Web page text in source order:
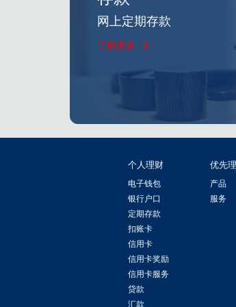
网上定期存款
了解更多
个人理财
电子钱包
银行户口
定期存款
扣账卡
信用卡
信用卡奖励
信用卡服务
贷款
汇款
优先
产品
服务